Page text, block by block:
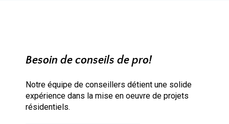
Besoin de conseils de pro!
Notre équipe de conseillers détient une solide
expérience dans la mise en oeuvre de projets
résidentiels.